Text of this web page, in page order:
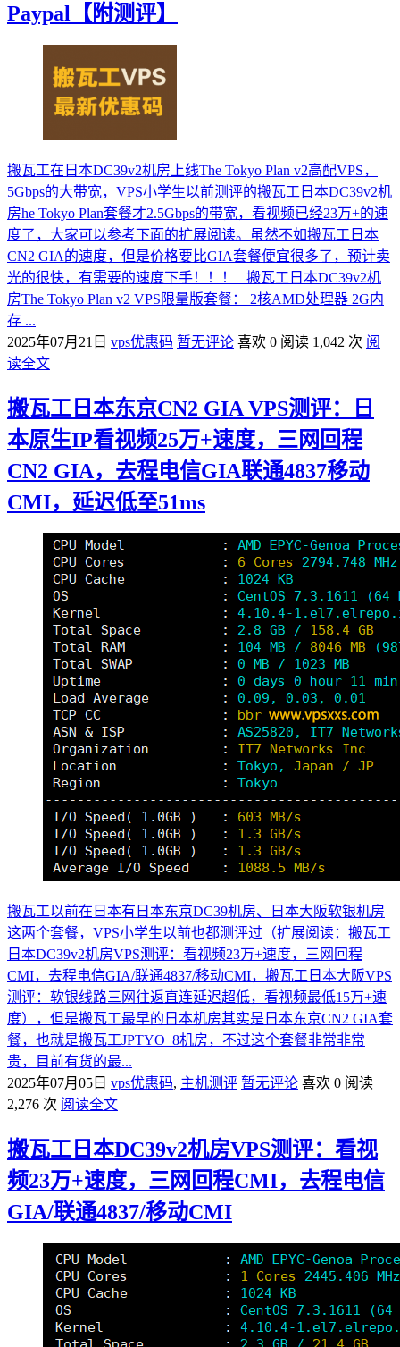
Paypal【附测评】
搬瓦工在日本DC39v2机房上线The Tokyo Plan v2高配VPS，
5Gbps的大带宽，VPS小学生以前测评的搬瓦工日本DC39v2机
房he Tokyo Plan套餐才2.5Gbps的带宽，看视频已经23万+的速
度了，大家可以参考下面的扩展阅读。虽然不如搬瓦工日本
CN2 GIA的速度，但是价格要比GIA套餐便宜很多了，预计卖
光的很快，有需要的速度下手！！！ 搬瓦工日本DC39v2机
房The Tokyo Plan v2 VPS限量版套餐： 2核AMD处理器 2G内
存 ...
2025年07月21日 vps优惠码 暂无评论 喜欢 0 阅读 1,042 次 阅
读全文
搬瓦工日本东京CN2 GIA VPS测评：日
本原生IP看视频25万+速度，三网回程
CN2 GIA，去程电信GIA联通4837移动
CMI，延迟低至51ms
搬瓦工以前在日本有日本东京DC39机房、日本大阪软银机房
这两个套餐，VPS小学生以前也都测评过（扩展阅读：搬瓦工
日本DC39v2机房VPS测评：看视频23万+速度，三网回程
CMI，去程电信GIA/联通4837/移动CMI，搬瓦工日本大阪VPS
测评：软银线路三网往返直连延迟超低，看视频最低15万+速
度），但是搬瓦工最早的日本机房其实是日本东京CN2 GIA套
餐，也就是搬瓦工JPTYO_8机房，不过这个套餐非常非常
贵，目前有货的最...
2025年07月05日 vps优惠码, 主机测评 暂无评论 喜欢 0 阅读
2,276 次 阅读全文
搬瓦工日本DC39v2机房VPS测评：看视
频23万+速度，三网回程CMI，去程电信
GIA/联通4837/移动CMI